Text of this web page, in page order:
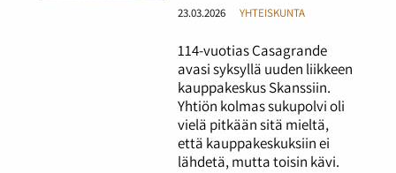
23.03.2026 YHTEISKUNTA
114-vuotias Casagrande
avasi syksyllä uuden liikkeen
kauppakeskus Skanssiin.
Yhtiön kolmas sukupolvi oli
vielä pitkään sitä mieltä,
että kauppakeskuksiin ei
lähdetä, mutta toisin kävi.